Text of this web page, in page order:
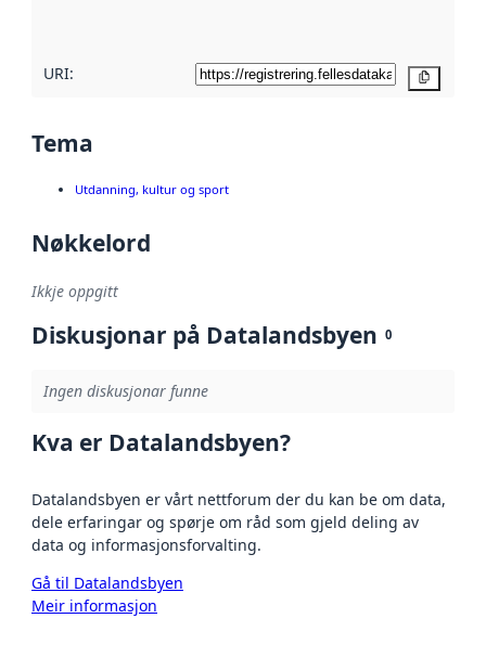
URI:
Tema
Utdanning, kultur og sport
Nøkkelord
Ikkje oppgitt
Diskusjonar på Datalandsbyen 0
Ingen diskusjonar funne
Kva er Datalandsbyen?
Datalandsbyen er vårt nettforum der du kan be om data,
dele erfaringar og spørje om råd som gjeld deling av
data og informasjonsforvalting.
Gå til Datalandsbyen
Meir informasjon